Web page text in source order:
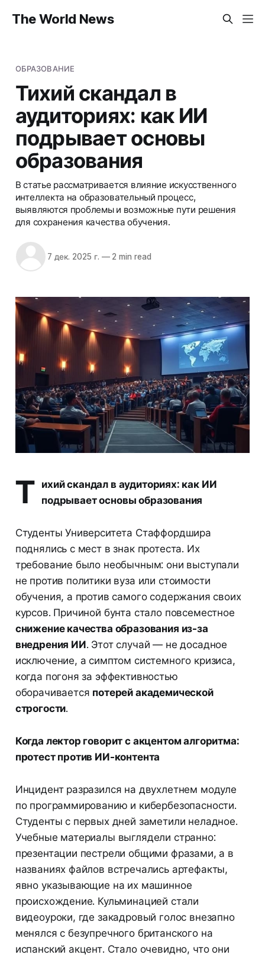
The World News
ОБРАЗОВАНИЕ
Тихий скандал в
аудиториях: как ИИ
подрывает основы
образования
В статье рассматривается влияние искусственного
интеллекта на образовательный процесс,
выявляются проблемы и возможные пути решения
для сохранения качества обучения.
7 дек. 2025 г. —2 min read
Т ихий скандал в аудиториях: как ИИ
подрывает основы образования
Студенты Университета Стаффордшира
поднялись с мест в знак протеста. Их
требование было необычным: они выступали
не против политики вуза или стоимости
обучения, а против самого содержания своих
курсов. Причиной бунта стало повсеместное
снижение качества образования из-за
внедрения ИИ. Этот случай — не досадное
исключение, а симптом системного кризиса,
когда погоня за эффективностью
оборачивается потерей академической
строгости.
Когда лектор говорит с акцентом алгоритма:
протест против ИИ-контента
Инцидент разразился на двухлетнем модуле
по программированию и кибербезопасности.
Студенты с первых дней заметили неладное.
Учебные материалы выглядели странно:
презентации пестрели общими фразами, а в
названиях файлов встречались артефакты,
явно указывающие на их машинное
происхождение. Кульминацией стали
видеоуроки, где закадровый голос внезапно
менялся с безупречного британского на
испанский акцент. Стало очевидно, что они